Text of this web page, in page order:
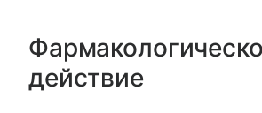
действие